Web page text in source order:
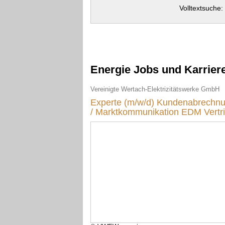
Volltextsuche:
Energie Jobs und
Vereinigte Wertach-Elektrizitätswerke GmbH
Experte (m/w/d)
/ Marktkommunikation EDM